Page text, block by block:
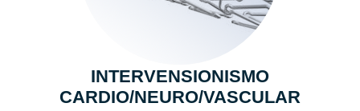
INTERVENSIONISMO
CARDIO/NEURO/VASCULAR